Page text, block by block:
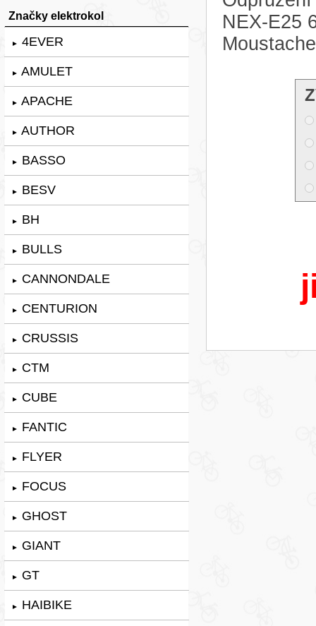
Značky elektrokol
► 4EVER
► AMULET
► APACHE
► AUTHOR
► BASSO
► BESV
► BH
► BULLS
► CANNONDALE
► CENTURION
► CRUSSIS
► CTM
► CUBE
► FANTIC
► FLYER
► FOCUS
► GHOST
► GIANT
► GT
► HAIBIKE
NEX-E25